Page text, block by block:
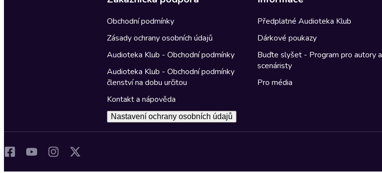
Obchodní podmínky
Zásady ochrany osobních údajů
Audioteka Klub - Obchodní podmínky
Audioteka Klub - Obchodní podmínky
členství na dobu určitou
Kontakt a nápověda
Nastavení ochrany osobních údajů
Předplatné Audioteka Klub
Dárkové poukazy
Buďte slyšet - Program pro autory a
scenáristy
Pro média